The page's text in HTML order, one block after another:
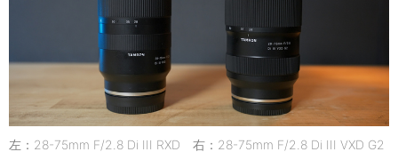
左：28-75mm F/2.8 Di III RXD 右：28-75mm F/2.8 Di III VXD G2